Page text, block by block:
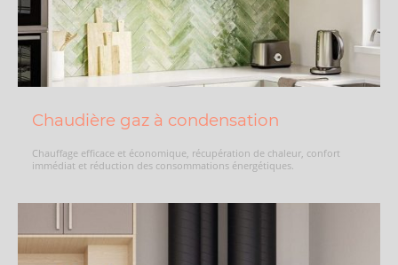
Chaudière gaz à condensation
Chauffage efficace et économique, récupération de chaleur, confort
immédiat et réduction des consommations énergétiques.